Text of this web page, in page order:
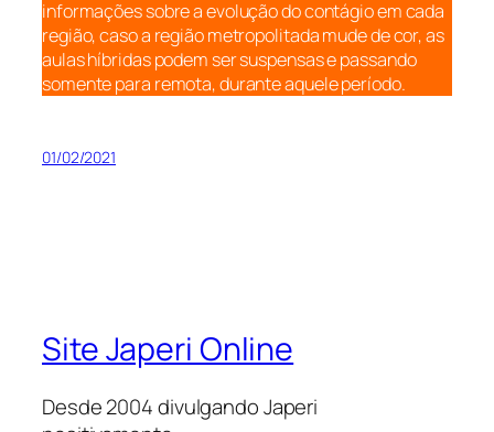
informações sobre a evolução do contágio em cada
região, caso a região metropolitada mude de cor, as
aulas híbridas podem ser suspensas e passando
somente para remota, durante aquele período.
01/02/2021
Site Japeri Online
Desde 2004 divulgando Japeri